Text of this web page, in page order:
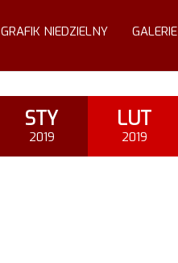
GRAFIK NIEDZIELNY GALERIE
STY
2019
LUT
2019